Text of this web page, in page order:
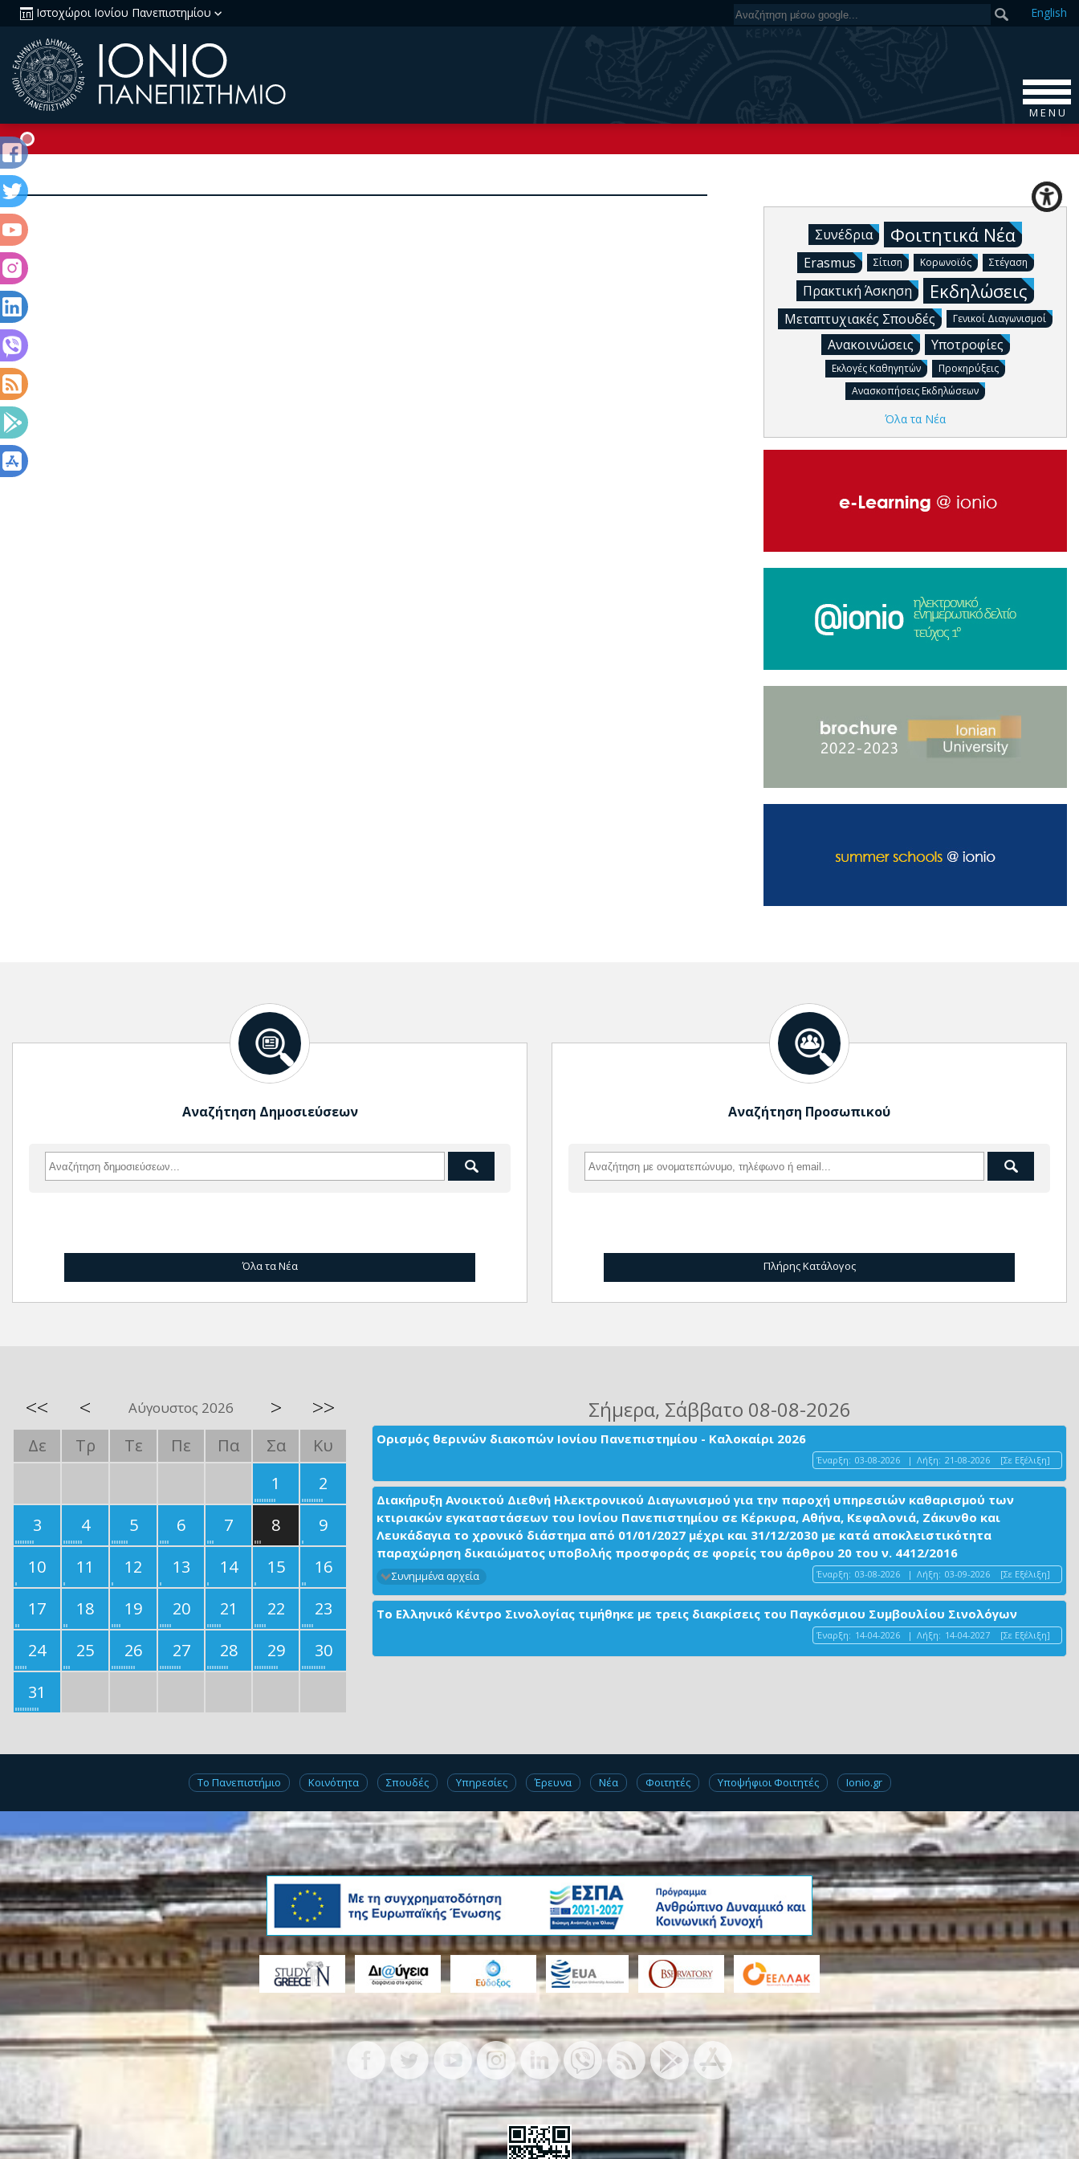
Ιστοχώροι Ιονίου Πανεπιστημίου English
M E N U
Συνέδρια Φοιτητικά Νέα
Erasmus Σίτιση Κορωνοϊός Στέγαση
Πρακτική Άσκηση Εκδηλώσεις
Μεταπτυχιακές Σπουδές Γενικοί Διαγωνισμοί
Ανακοινώσεις Υποτροφίες
Εκλογές Καθηγητών
Προκηρύξεις
Ανασκοπήσεις Εκδηλώσεων
Όλα τα Νέα
Αναζήτηση Δημοσιεύσεων
Όλα τα Νέα
Αναζήτηση Προσωπικού
Πλήρης Κατάλογος
<< < Αύγουστος 2026 > >>
Δε Τρ Τε Πε Πα Σα
Κυ
1
2
3
4 5 6 7 8
9
10
11 12 13 14 15
16
17
18 19 20 21 22
23
24
25 26 27 28 29
30
31
Σήμερα, Σάββατο 08-08-2026
Ορισμός θερινών διακοπών Ιονίου Πανεπιστημίου - Καλοκαίρι 2026
Έναρξη: 03-08-2026 | Λήξη: 21-08-2026 [Σε Εξέλιξη]
Διακήρυξη Ανοικτού Διεθνή Ηλεκτρονικού Διαγωνισμού για την παροχή υπηρεσιών καθαρισμού των
κτιριακών εγκαταστάσεων του Ιονίου Πανεπιστημίου σε Κέρκυρα, Αθήνα, Κεφαλονιά, Ζάκυνθο και
Λευκάδαγια το χρονικό διάστημα από 01/01/2027 μέχρι και 31/12/2030 με κατά αποκλειστικότητα
παραχώρηση δικαιώματος υποβολής προσφοράς σε φορείς του άρθρου 20 του ν. 4412/2016
Έναρξη: 03-08-2026 | Λήξη: 03-09-2026 [Σε Εξέλιξη]
Συνημμένα αρχεία
Το Ελληνικό Κέντρο Σινολογίας τιμήθηκε με τρεις διακρίσεις του Παγκόσμιου Συμβουλίου Σινολόγων
Έναρξη: 14-04-2026 | Λήξη: 14-04-2027 [Σε Εξέλιξη]
Το Πανεπιστήμιο Κοινότητα Σπουδές Υπηρεσίες Έρευνα Νέα Φοιτητές Υποψήφιοι Φοιτητές Ionio.gr